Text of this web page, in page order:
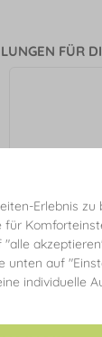
FÜR
Erlebnis zu
unten auf
individuelle